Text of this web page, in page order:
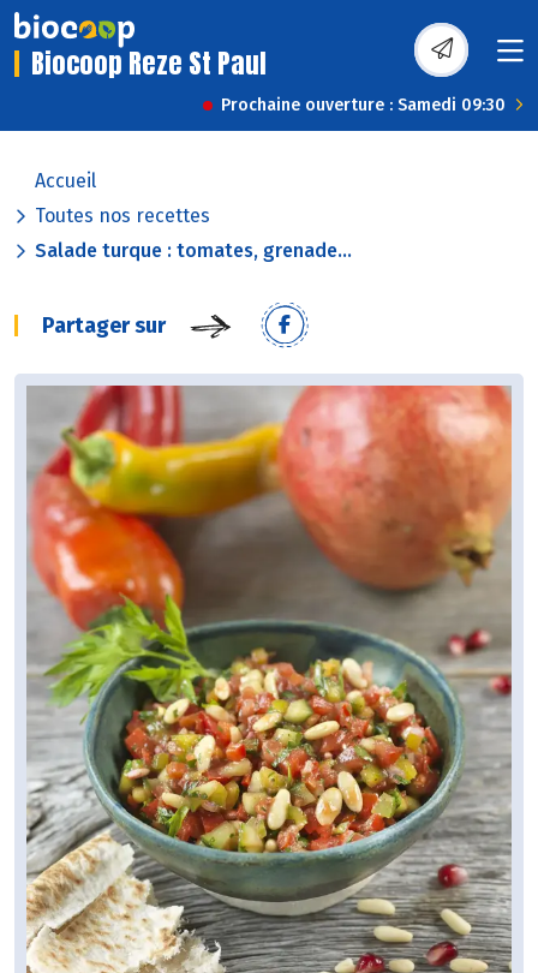
Biocoop Reze St Paul
Prochaine ouverture : Samedi 09:30
Accueil
Toutes nos recettes
Salade turque : tomates, grenade...
Partager sur